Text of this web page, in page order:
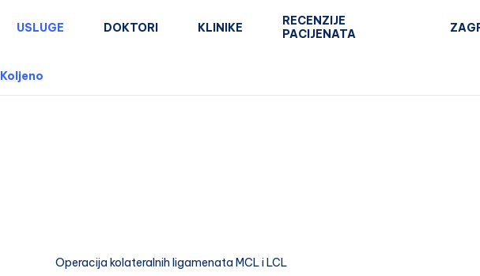
USLUGE DOKTORI KLINIKE
RECENZIJE
PACIJENATA
Koljeno
Operacija kolateralnih ligamenata MCL i LCL